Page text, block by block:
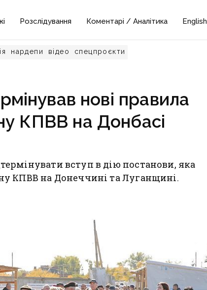
Розслідування Коментарі / Аналітика English
нардепи відео спецпроєкти
нові правила
КПВВ на Донбасі
вступ в дію постанови, яка
КПВВ на Донеччині та Луганщині.